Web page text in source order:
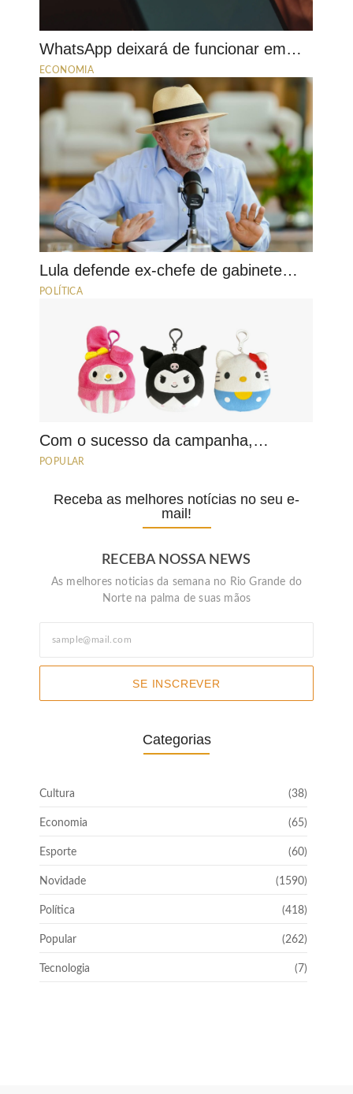
WhatsApp deixará de funcionar em…
ECONOMIA
Lula defende ex-chefe de gabinete…
POLÍTICA
Com o sucesso da campanha,…
POPULAR
Receba as melhores notícias no seu e-
mail!
RECEBA NOSSA NEWS
As melhores noticias da semana no Rio Grande do
Norte na palma de suas mãos
SE INSCREVER
Categorias
Cultura (38)
Economia (65)
Esporte (60)
Novidade (1590)
Política (418)
Popular (262)
Tecnologia (7)